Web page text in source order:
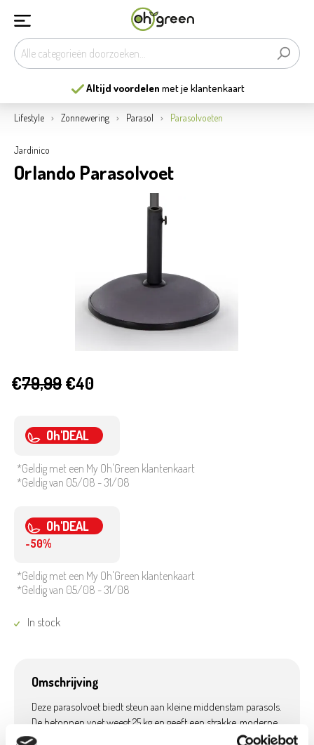
Altijd voordelen met je klantenkaart
Lifestyle Zonnewering Parasol Parasolvoeten
Jardinico
Orlando Parasolvoet
€79,99€40
Oh'DEAL
*Geldig met een My Oh'Green klantenkaart
*Geldig van 05/08 - 31/08
Oh'DEAL
-50%
*Geldig met een My Oh'Green klantenkaart
*Geldig van 05/08 - 31/08
In stock
Omschrijving
Deze parasolvoet biedt steun aan kleine middenstam parasols.
De betonnen voet weegt 25 kg en geeft een strakke, moderne
look. Je kan de parasol vast zetten in de voet aan de hand van